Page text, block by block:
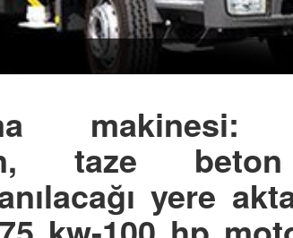
makinesi:
taze beton
yere